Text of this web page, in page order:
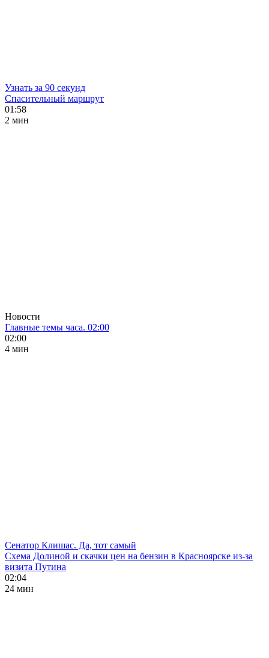
Узнать за 90 секунд
Спасительный маршрут
01:58
2 мин
Новости
Главные темы часа. 02:00
02:00
4 мин
Сенатор Клишас. Да, тот самый
Схема Долиной и скачки цен на бензин в Красноярске из-за
визита Путина
02:04
24 мин